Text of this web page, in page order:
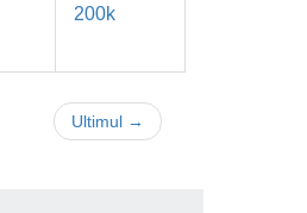
200k
Ultimul →